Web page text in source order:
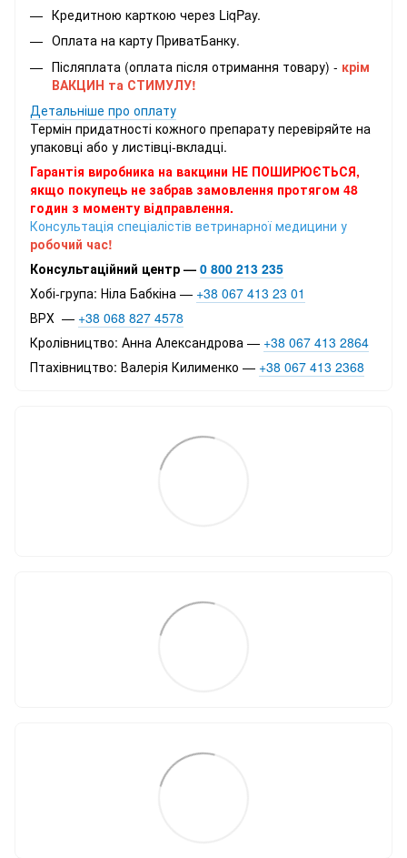
Кредитною карткою через LiqPay.
Оплата на карту ПриватБанку.
Післяплата (оплата після отримання товару) - крім
ВАКЦИН та СТИМУЛУ!
Детальніше про оплату
Термін придатності кожного препарату перевіряйте на
упаковці або у листівці-вкладці.
Гарантія виробника на вакцини НЕ ПОШИРЮЄТЬСЯ,
якщо покупець не забрав замовлення протягом 48
годин з моменту відправлення.
Консультація спеціалістів ветринарної медицини у
робочий час!
Консультаційний центр — 0 800 213 235
Хобі-група: Ніла Бабкіна — +38 067 413 23 01
ВРХ — +38 068 827 4578
Кролівництво: Анна Александрова — +38 067 413 2864
Птахівництво: Валерія Килименко — +38 067 413 2368